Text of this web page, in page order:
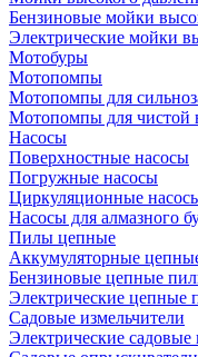
Бензиновые мойки
Электрические мойки
Мотобуры
Мотопомпы
Мотопомпы для
Мотопомпы для чистой
Насосы
Поверхностные насосы
Погружные насосы
Циркуляционные
Насосы для алмазного
Пилы цепные
Аккумуляторные
Бензиновые цепные
Электрические цепные
Садовые измельчители
Электрические садовые